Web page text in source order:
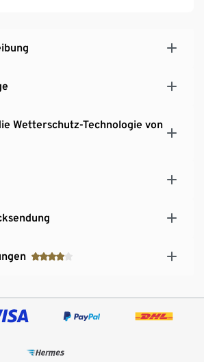
und abgerundeter Saum
Wetterschutz-Technologie von